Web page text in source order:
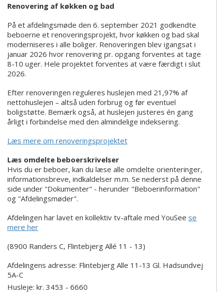
Renovering af køkken og bad
På et afdelingsmøde den 6. september 2021 godkendte
beboerne et renoveringsprojekt, hvor køkken og bad skal
moderniseres i alle boliger. Renoveringen blev igangsat i
januar 2026 hvor renovering pr. opgang forventes at tage
8-10 uger. Hele projektet forventes at være færdigt i slut
2026.
Efter renoveringen reguleres huslejen med 21,97% af
nettohuslejen – altså uden forbrug og før eventuel
boligstøtte. Bemærk også, at huslejen justeres én gang
årligt i forbindelse med den almindelige indeksering.
Læs mere om renoveringsprojektet
Læs omdelte beboerskrivelser
Hvis du er beboer, kan du læse alle omdelte orienteringer,
informationsbreve, indkaldelser m.m. Se nederst på denne
side under "Dokumenter" - herunder "Beboerinformation"
og "Afdelingsmøder".
Afdelingen har lavet en kollektiv tv-aftale med YouSee se
mere her
(8900 Randers C, Flintebjerg Allé 11 - 13)
Afdelingens adresse: Flintebjerg Alle 11-13 Gl. Hadsundvej
5A-C
Husleje: kr. 3453 - 6660